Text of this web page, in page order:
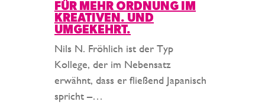
FÜR MEHR ORDNUNG IM
KREATIVEN. UND
UMGEKEHRT.
Nils N. Fröhlich ist der Typ
Kollege, der im Nebensatz
erwähnt, dass er fließend Japanisch
spricht –…